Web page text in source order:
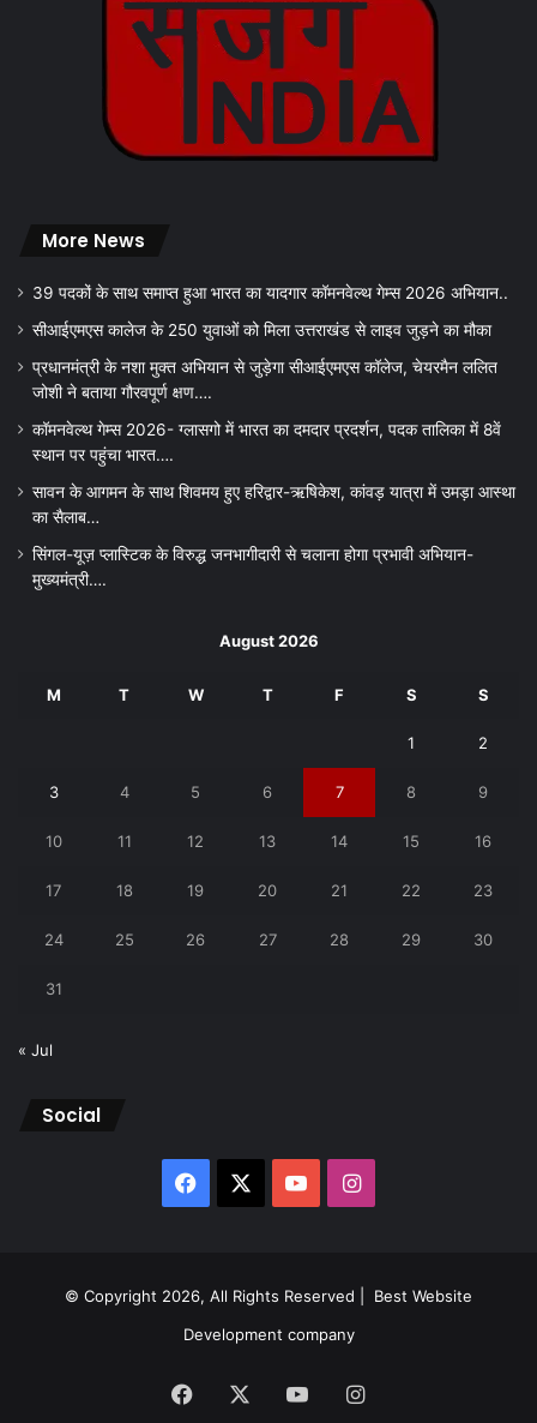
More News
39 पदकों के साथ समाप्त हुआ भारत का यादगार कॉमनवेल्थ गेम्स 2026 अभियान..
सीआईएमएस कालेज के 250 युवाओं को मिला उत्तराखंड से लाइव जुड़ने का मौका
प्रधानमंत्री के नशा मुक्त अभियान से जुड़ेगा सीआईएमएस कॉलेज, चेयरमैन ललित
जोशी ने बताया गौरवपूर्ण क्षण….
कॉमनवेल्थ गेम्स 2026- ग्लासगो में भारत का दमदार प्रदर्शन, पदक तालिका में 8वें
स्थान पर पहुंचा भारत….
सावन के आगमन के साथ शिवमय हुए हरिद्वार-ऋषिकेश, कांवड़ यात्रा में उमड़ा आस्था
का सैलाब…
सिंगल-यूज़ प्लास्टिक के विरुद्ध जनभागीदारी से चलाना होगा प्रभावी अभियान-
मुख्यमंत्री….
August 2026
M T W T F S S
1 2
3 4 5 6 7 8 9
10 11 12 13 14 15 16
17 18 19 20 21 22 23
24 25 26 27 28 29 30
31
« Jul
Social
Facebook YouTubeInstagram
© Copyright 2026, All Rights Reserved | Best Website
Development company
Facebook YouTubeInstagram